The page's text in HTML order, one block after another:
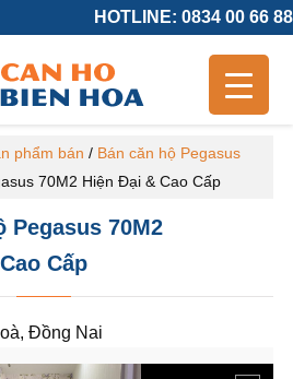
HOTLINE: 0834 00 66 88
phẩm bán / Bán căn hộ Pegasus
70M2 Hiện Đại & Cao Cấp
Pegasus 70M2
Cấp
Đồng Nai